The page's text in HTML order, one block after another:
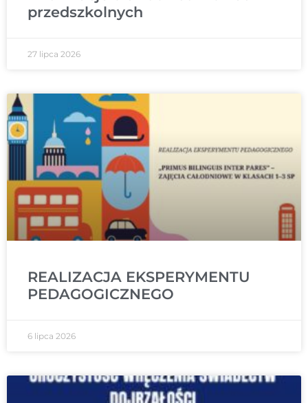
przedszkolnych
27 lipca 2026
REALIZACJA EKSPERYMENTU
PEDAGOGICZNEGO
6 lipca 2026